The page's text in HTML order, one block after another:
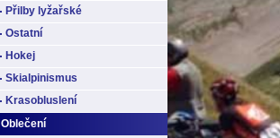
Přilby lyžařské
Ostatní
Hokej
Skialpinismus
Krasobluslení
Oblečení